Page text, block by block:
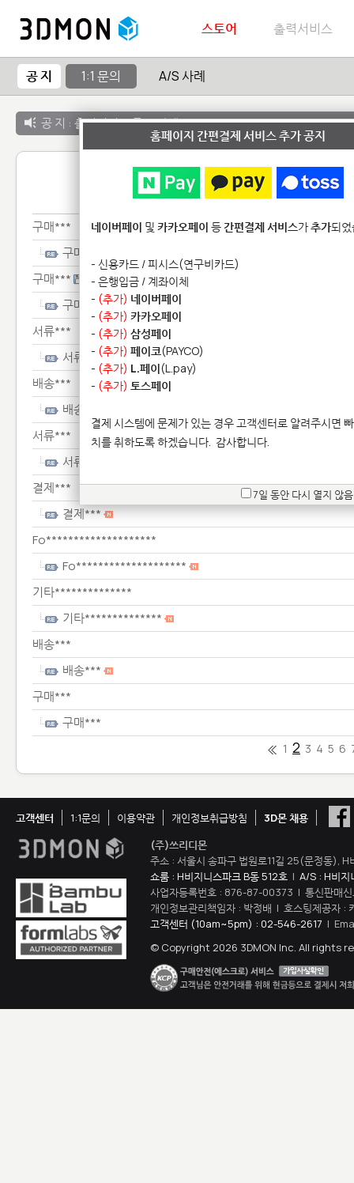
스토어 출력서비스
공 지 1:1 문의 A/S 사례
공 지 : 출력서비스 종료 안내
1:1 문
구매***
구매***
구매***
구매***
서류***
서류***
배송***
배송***
서류***
서류***
결제***
결제***
Fo********************
Fo********************
기타**************
기타**************
배송***
배송***
구매***
구매***
1 2 3 4 5 6
고객센터 1:1문의 이용약관 개인정보취급방침
3D몬 채용
(주)쓰리디몬
주소 : 서울시 송파구 법원로11길 25(문정동),
쇼룸 : H비지니스파크 B동 512호 | A/S : H비지
사업자등록번호 : 876-87-00373 | 통신판매
개인정보관리책임자 : 박정배 | 호스팅제공자 :
고객센터 (10am~5pm) : 02-546-2617 |
© Copyright 2026 3DMON Inc. All rights
홈페이지 간편결제 서비스 추가 공지
네이버페이 및 카카오페이 등간편결제 서비스가추가되
- 신용카드 / 피시스(연구비카드)
- 은행입금 / 계좌이체
- (추가) 네이버페이
- (추가) 카카오페이
- (추가) 삼성페이
- (추가) 페이코(PAYCO)
- (추가) L.페이(L.pay)
- (추가) 토스페이
결제 시스템에 문제가 있는 경우 고객센터로 알려주시면
치를 취하도록 하겠습니다. 감사합니다.
7일 동안 다시 열지 않음